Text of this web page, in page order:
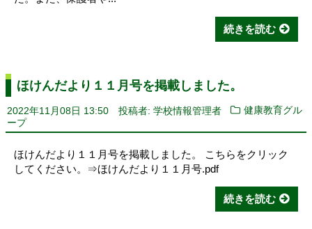
続きを読む
ほけんだより１１月号を掲載しました。
2022年11月08日 13:50 投稿者: 学校情報管理者
健康教育グル
ープ
ほけんだより１１月号を掲載しました。 こちらをクリック
してください。⇒ほけんだより１１月号.pdf
続きを読む